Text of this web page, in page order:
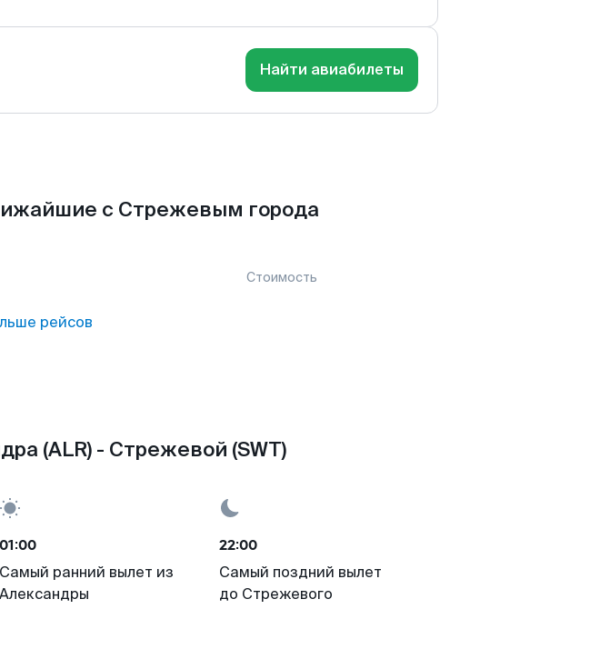
Найти авиабилеты
с Стрежевым города
Стоимость
рейсов
(ALR) - Стрежевой (SWT)
01:00
Самый ранний вылет из
Александры
22:00
Самый поздний вылет
до Стрежевого